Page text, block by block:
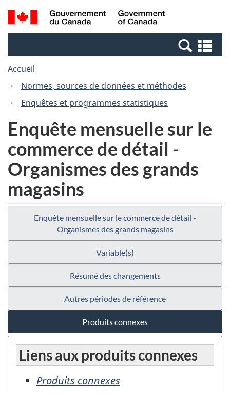
Passer
au
Passer
à
Canada
Recherche
et
et
Accueil
Normes, sources de données et méthodes
Enquêtes et programmes statistiques
Enquête mensuelle sur le
commerce de détail -
Organismes des grands
magasins
Enquête mensuelle sur le commerce de détail -
Organismes des grands magasins
Variable(s)
Résumé des changements
Autres périodes de référence
Produits connexes
Liens aux produits connexes
Produits connexes